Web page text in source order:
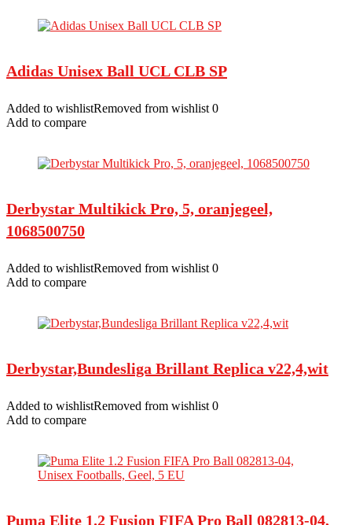
Adidas Unisex Ball UCL CLB SP
Added to wishlistRemoved from wishlist 0
Add to compare
Derbystar Multikick Pro, 5, oranjegeel,
1068500750
Added to wishlistRemoved from wishlist 0
Add to compare
Derbystar,Bundesliga Brillant Replica v22,4,wit
Added to wishlistRemoved from wishlist 0
Add to compare
Puma Elite 1.2 Fusion FIFA Pro Ball 082813-04,